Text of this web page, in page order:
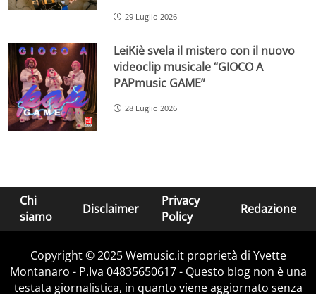
29 Luglio 2026
LeiKiè svela il mistero con il nuovo
videoclip musicale “GIOCO A
PAPmusic GAME”
28 Luglio 2026
Chi
siamo
Disclaimer
Privacy
Policy
Redazione
Copyright © 2025 Wemusic.it proprietà di Yvette
Montanaro - P.Iva 04835650617 - Questo blog non è una
testata giornalistica, in quanto viene aggiornato senza